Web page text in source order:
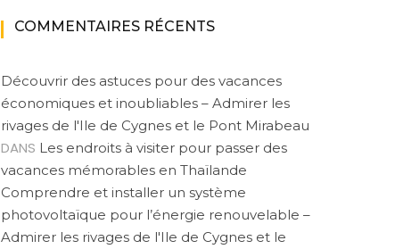
COMMENTAIRES RÉCENTS
Découvrir des astuces pour des vacances
économiques et inoubliables – Admirer les
rivages de l'Ile de Cygnes et le Pont Mirabeau
DANS Les endroits à visiter pour passer des
vacances mémorables en Thaïlande
Comprendre et installer un système
photovoltaïque pour l’énergie renouvelable –
Admirer les rivages de l'Ile de Cygnes et le